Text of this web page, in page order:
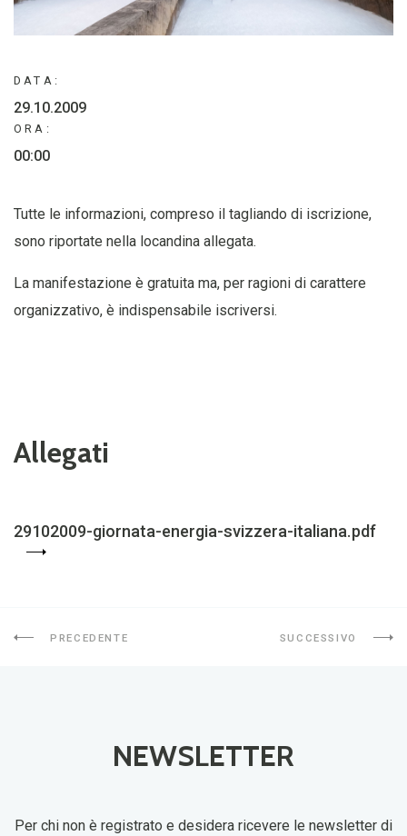
DATA:
29.10.2009
ORA:
00:00
Tutte le informazioni, compreso il tagliando di iscrizione,
sono riportate nella locandina allegata.
La manifestazione è gratuita ma, per ragioni di carattere
organizzativo, è indispensabile iscriversi.
Allegati
29102009-giornata-energia-svizzera-italiana.pdf
PRECEDENTE SUCCESSIVO
NEWSLETTER
Per chi non è registrato e desidera ricevere le newsletter di